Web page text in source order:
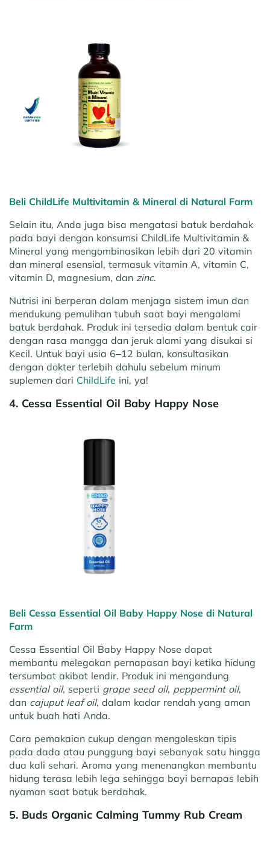
Beli ChildLife Multivitamin & Mineral di Natural Farm
Selain itu, Anda juga bisa mengatasi batuk berdahak
pada bayi dengan konsumsi ChildLife Multivitamin &
Mineral yang mengombinasikan lebih dari 20 vitamin
dan mineral esensial, termasuk vitamin A, vitamin C,
vitamin D, magnesium, dan zinc.
Nutrisi ini berperan dalam menjaga sistem imun dan
mendukung pemulihan tubuh saat bayi mengalami
batuk berdahak. Produk ini tersedia dalam bentuk cair
dengan rasa mangga dan jeruk alami yang disukai si
Kecil. Untuk bayi usia 6–12 bulan, konsultasikan
dengan dokter terlebih dahulu sebelum minum
suplemen dari ChildLife ini, ya!
4. Cessa Essential Oil Baby Happy Nose
Beli Cessa Essential Oil Baby Happy Nose di Natural
Farm
Cessa Essential Oil Baby Happy Nose dapat
membantu melegakan pernapasan bayi ketika hidung
tersumbat akibat lendir. Produk ini mengandung
essential oil, seperti grape seed oil, peppermint oil,
dan cajuput leaf oil, dalam kadar rendah yang aman
untuk buah hati Anda.
Cara pemakaian cukup dengan mengoleskan tipis
pada dada atau punggung bayi sebanyak satu hingga
dua kali sehari. Aroma yang menenangkan membantu
hidung terasa lebih lega sehingga bayi bernapas lebih
nyaman saat batuk berdahak.
5. Buds Organic Calming Tummy Rub Cream